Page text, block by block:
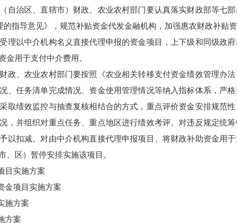
治区、直辖市）财政、农业农村部门要认真落实财政部等七部
的指导意见》，规范补贴资金代发金融机构，加强惠农财政补贴
理以中介机构名义直接代理申报的资金项目，上下级和同级政
金用于支付中介费用。
、农业农村部门要按照《农业相关转移支付资金绩效管理办法
、任务清单完成情况、资金使用管理情况等纳入指标体系，严
取绩效监控与抽查复核相结合的方式，重点评价资金安排规范
，并组织对重点任务、重点地区进行绩效考评。对违反规定统
以扣减。对由中介机构直接代理申报项目、将财政补助资金用
、区）暂停安排实施该项目。
实施方案
项目实施方案
施方案
方案